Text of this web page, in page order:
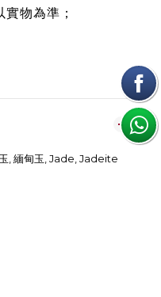
物為準；